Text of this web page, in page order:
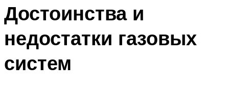
Достоинства и
недостатки газовых
систем